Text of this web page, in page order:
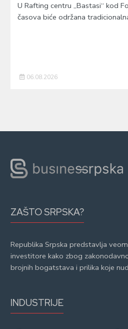
U Rafting centru „Bastasi“ kod
časova biće održana
06.08.2026
ZAŠTO SRPSKA?
Republika Srpska predstavlja
investitore kako zbog
brojnih bogatstava i prilika koje
INDUSTRIJE